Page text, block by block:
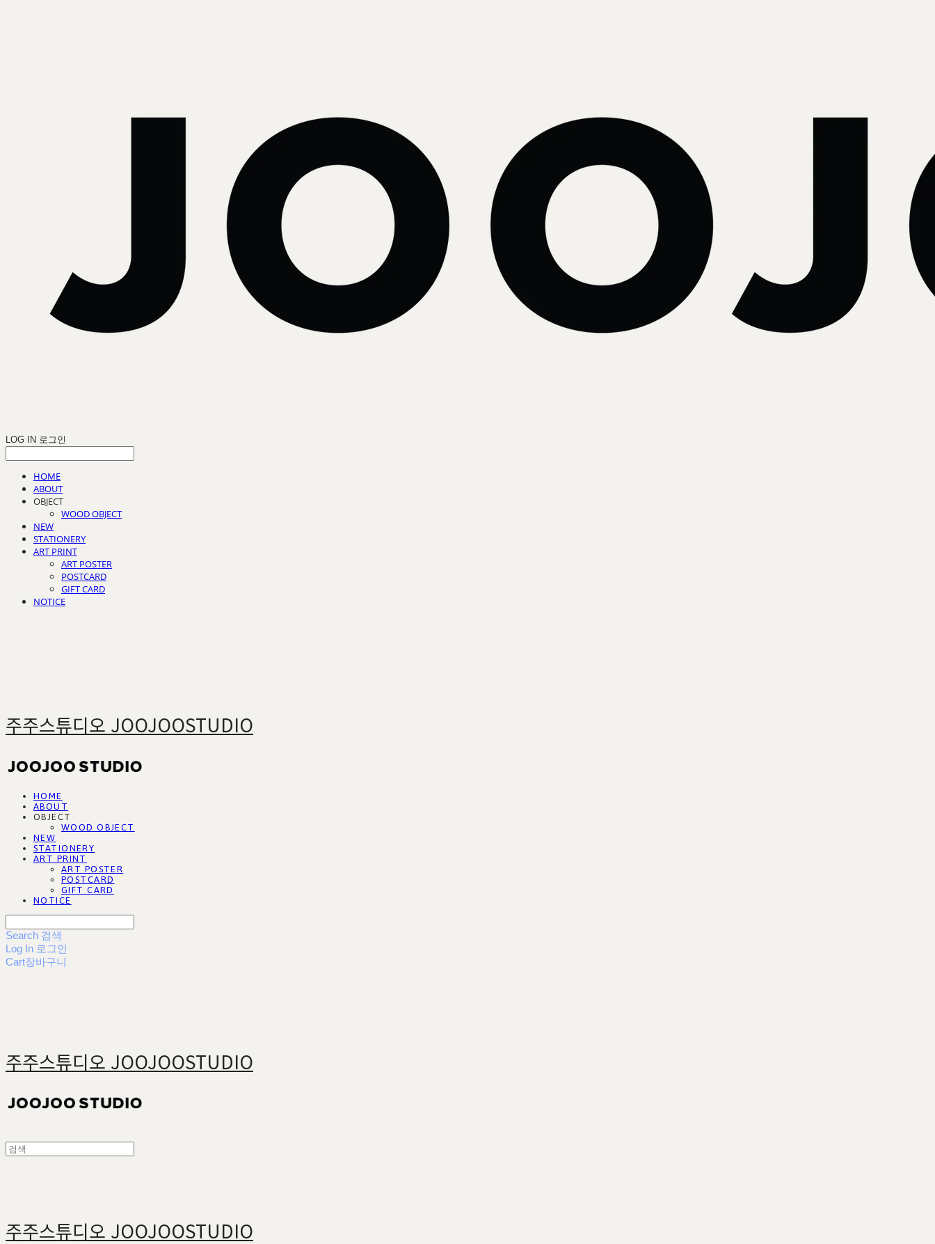
LOG IN 로그인
HOME
ABOUT
OBJECT
WOOD OBJECT
NEW
STATIONERY
ART PRINT
ART POSTER
POSTCARD
GIFT CARD
NOTICE
주주스튜디오 JOOJOOSTUDIO
HOME
ABOUT
OBJECT
WOOD OBJECT
NEW
STATIONERY
ART PRINT
ART POSTER
POSTCARD
GIFT CARD
NOTICE
Search 검색
Log In 로그인
Cart장바구니
주주스튜디오 JOOJOOSTUDIO
주주스튜디오 JOOJOOSTUDIO